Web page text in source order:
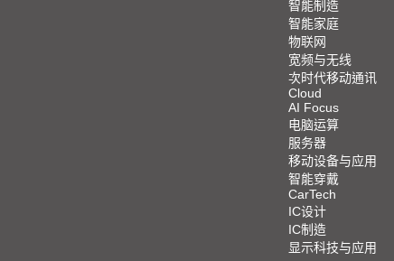
智能制造
智能家庭
物联网
宽频与无线
次时代移动通讯
Cloud
AI Focus
电脑运算
服务器
移动设备与应用
智能穿戴
CarTech
IC设计
IC制造
显示科技与应用